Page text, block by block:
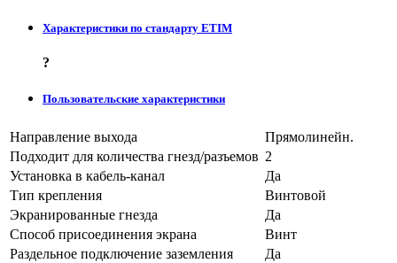
Характеристики по стандарту ETIM
?
Пользовательские характеристики
Направление выхода
Прямолинейн.
Подходит для количества гнезд/разъемов 2
Установка в кабель-канал
Да
Тип крепления
Винтовой
Экранированные гнезда
Да
Способ присоединения экрана
Винт
Раздельное подключение заземления
Да